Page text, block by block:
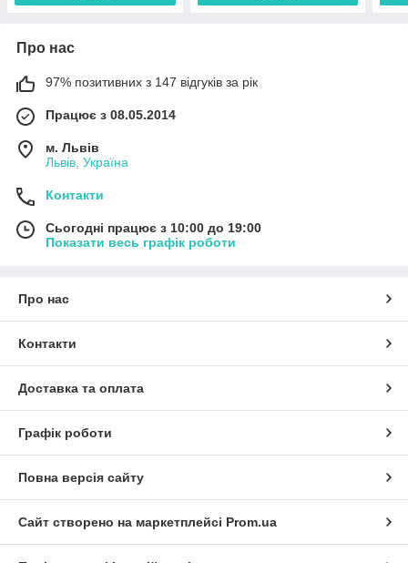
Про нас
97% позитивних з 147 відгуків за рік
Працює з 08.05.2014
м. Львів
Львів, Україна
Контакти
Сьогодні працює з 10:00 до 19:00
Показати весь графік роботи
Про нас
Контакти
Доставка та оплата
Графік роботи
Повна версія сайту
Сайт створено на маркетплейсі Prom.ua